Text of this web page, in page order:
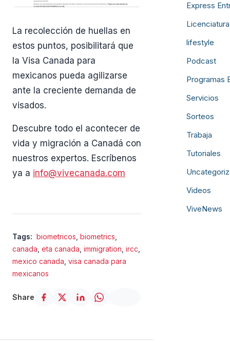
La recolección de huellas en
estos puntos, posibilitará que
la Visa Canada para
mexicanos pueda agilizarse
ante la creciente demanda de
visados.
Descubre todo el acontecer de
vida y migración a Canadá con
nuestros expertos. Escríbenos
ya a info@vivecanada.com
Tags: biometricos biometrics
canada eta canada immigration ircc
mexico canada visa canada para
mexicanos
Share
Express
lifestyle
Podcast
Programas
Servicios
Sorteos
Trabaja
Tutoriales
Videos
ViveNews